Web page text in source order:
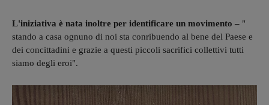
L'iniziativa è nata inoltre per identificare un movimento – "
stando a casa ognuno di noi sta conribuendo al bene del Paese e
dei concittadini e grazie a questi piccoli sacrifici collettivi tutti
siamo degli eroi".